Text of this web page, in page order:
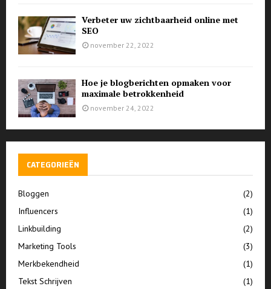
Verbeter uw zichtbaarheid online met
SEO
november 22, 2022
Hoe je blogberichten opmaken voor
maximale betrokkenheid
november 24, 2022
CATEGORIEËN
Bloggen
(2)
Influencers
(1)
Linkbuilding
(2)
Marketing Tools
(3)
Merkbekendheid
(1)
Tekst Schrijven
(1)